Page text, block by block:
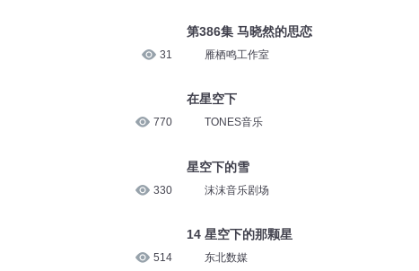
31
770
330
514
第386集 马晓然的思恋
雁栖鸣工作室
在星空下
TONES音乐
星空下的雪
沫沫音乐剧场
14 星空下的那颗星
东北数媒